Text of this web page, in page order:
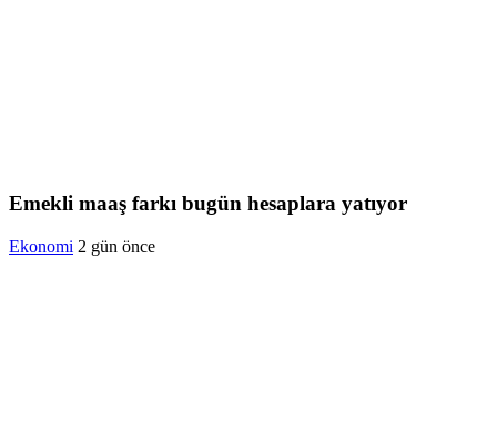
Emekli maaş farkı bugün hesaplara yatıyor
Ekonomi 2 gün önce